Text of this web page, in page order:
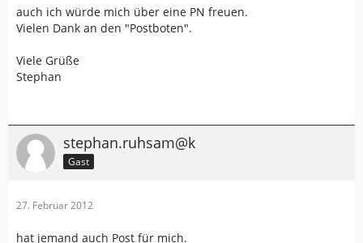
auch ich würde mich über eine PN freuen.
Vielen Dank an den "Postboten".
Viele Grüße
Stephan
stephan.ruhsam@k
Gast
27. Februar 2012
hat jemand auch Post für mich.